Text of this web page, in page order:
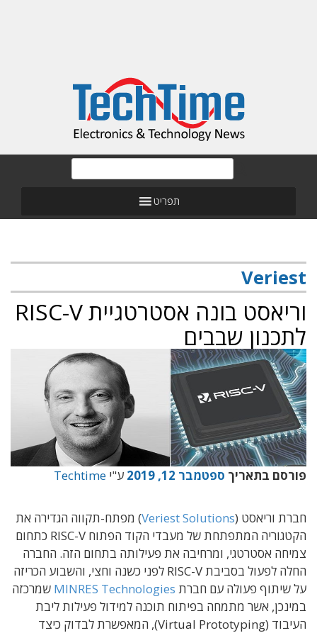
תפריט
Veriest
וריאסט בונה אסטרטגיית RISC-V
לתכנון שבבים
פורסם בתאריך ספטמבר 12, 2019 ע"י Techtime
חברת וריאסט (Veriest Solutions) מפתח-תקווה הגדירה את
הקטגוריה המתפתחת של מעבדי הקוד הפתוח RISC-V כתחום
צמיחה אסטרטגי, ומרחיבה את פעילותה בתחום הזה. החברה
החלה לפעול בסביבת RISC-V לפני כשנה וחצי, והשבוע הכריזה
על שיתוף פעולה עם חברת MINRES Technologies שמרכזה
במינכן, אשר מתמחה בפיתוח תוכנה למידול פעילות ליבת
העיבוד (Virtual Prototyping), המאפשרת לבדוק כיצד